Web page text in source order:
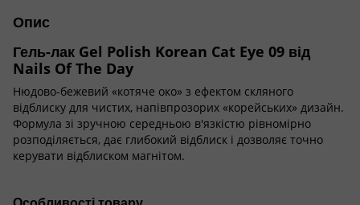
Опис
Гель-лак Gel Polish Korean Cat Eye 09 від
Nails Of The Day
Нюдово-бежевий «котяче око» з ефектом скляного
відблиску для чистих, напівпрозорих «корейських» дизайн.
Формула зі зручною середньою в'язкістю рівномірно
розподіляється, дає глибокий відблиск і дозволяє точно
керувати відблиском магнітом.